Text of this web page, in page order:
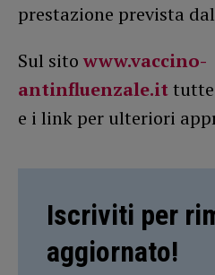
prestazione prevista
Sul sito www.vaccino-
antinfluenzale.it
e i link per ulteriori
Iscriviti per
aggiornato!